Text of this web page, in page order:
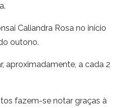
Caliandra Rosa no início
outono.
aproximadamente, a cada 2
fazem-se notar graças à